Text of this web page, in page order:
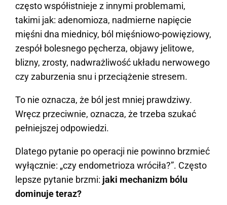
często współistnieje z innymi problemami,
takimi jak: adenomioza, nadmierne napięcie
mięśni dna miednicy, ból mięśniowo-powięziowy,
zespół bolesnego pęcherza, objawy jelitowe,
blizny, zrosty, nadwrażliwość układu nerwowego
czy zaburzenia snu i przeciążenie stresem.
To nie oznacza, że ból jest mniej prawdziwy.
Wręcz przeciwnie, oznacza, że trzeba szukać
pełniejszej odpowiedzi.
Dlatego pytanie po operacji nie powinno brzmieć
wyłącznie: „czy endometrioza wróciła?”. Często
lepsze pytanie brzmi: jaki mechanizm bólu
dominuje teraz?